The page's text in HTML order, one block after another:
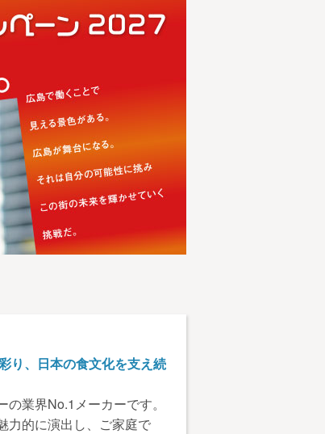
り、日本の食文化を支え続
業界No.1メーカーです。
力的に演出し、ご家庭で